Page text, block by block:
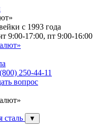
с 1993 года
9:00-17:00, пт 9:00-16:00
250-44-11
вопрос
▼